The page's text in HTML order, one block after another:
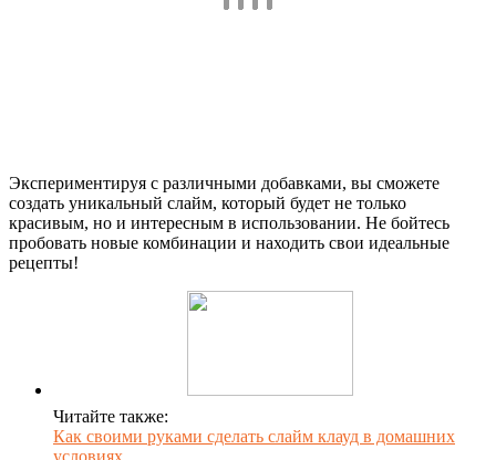
Экспериментируя с различными добавками, вы сможете
создать уникальный слайм, который будет не только
красивым, но и интересным в использовании. Не бойтесь
пробовать новые комбинации и находить свои идеальные
рецепты!
Читайте также:
Как своими руками сделать слайм клауд в домашних